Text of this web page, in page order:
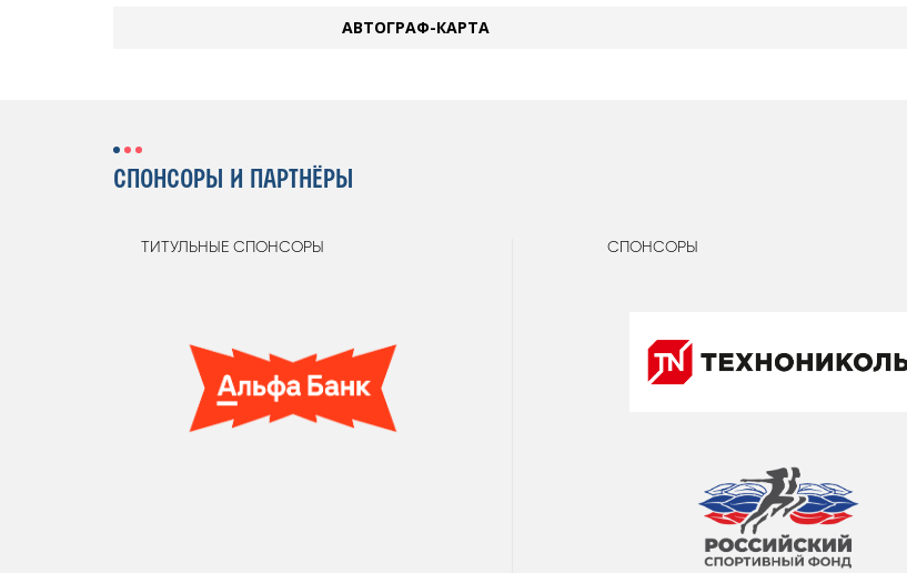
АВТОГРАФ-КАРТА
СПОНСОРЫ И ПАРТНЁРЫ
ТИТУЛЬНЫЕ СПОНСОРЫ СПОНСОРЫ